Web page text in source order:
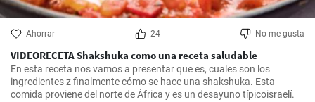
Ahorrar 24 No me gusta
VIDEORECETA Shakshuka como una receta saludable
En esta receta nos vamos a presentar que es, cuales son los
ingredientes z finalmente cómo se hace una shakshuka. Esta
comida proviene del norte de África y es un desayuno típicoisraelí.